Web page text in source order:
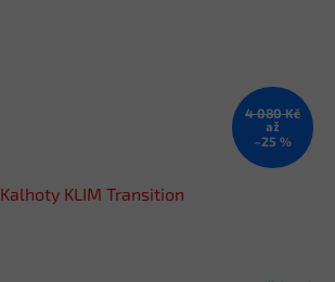
4 080 Kč
až
–25 %
Kalhoty KLIM Transition